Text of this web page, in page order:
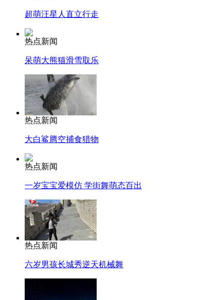
超萌汪星人直立行走
热点新闻
呆萌大熊猫滑雪取乐
热点新闻
大白鲨腾空捕食猎物
热点新闻
一岁宝宝爱模仿 学街舞萌态百出
热点新闻
六岁男孩长城秀逆天机械舞